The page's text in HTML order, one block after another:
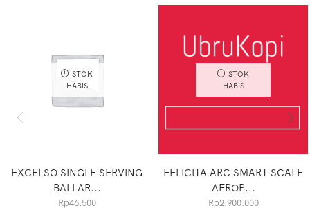
STOK
HABIS
EXCELSO SINGLE SERVING
BALI AR...
Rp46.500
STOK
HABIS
FELICITA ARC SMART SCALE
AEROP...
Rp2.900.000